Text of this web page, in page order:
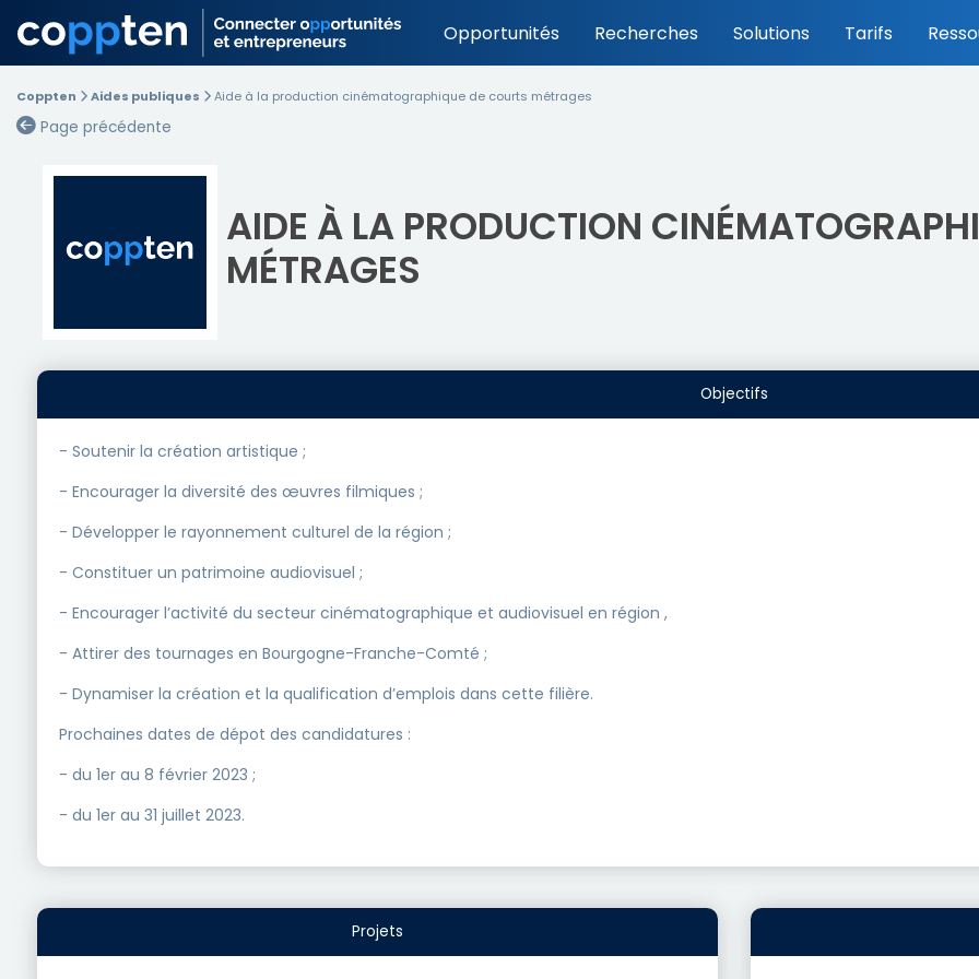
Opportunités Recherches Solutions Tarifs
Coppten Aides publiques Aide à la production cinématographique de courts métrages
Page précédente
AIDE À LA PRODUCTION
MÉTRAGES
Objectifs
- Soutenir la création artistique ;
- Encourager la diversité des œuvres filmiques ;
- Développer le rayonnement culturel de la région ;
- Constituer un patrimoine audiovisuel ;
- Encourager l’activité du secteur cinématographique et audiovisuel en région ,
- Attirer des tournages en Bourgogne-Franche-Comté ;
- Dynamiser la création et la qualification d’emplois dans cette filière.
Prochaines dates de dépot des candidatures :
- du 1er au 8 février 2023 ;
- du 1er au 31 juillet 2023.
Projets